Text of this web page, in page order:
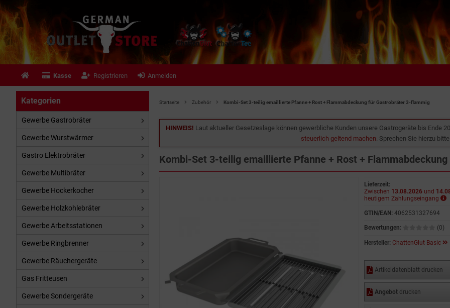
Kasse Registrieren Anmelden
Startseite Zubehör Kombi-Set 3-teilig emaillierte Pfanne + Rost + Flammabdeckung für Gastrobräter 3-flammig
HINWEIS! Laut aktueller Gesetzeslage können gewerbliche Kunden unsere Gastrogeräte bis Ende
steuerlich geltend machen. Sprechen Sie hierzu
Kombi-Set 3-teilig emaillierte Pfanne + Rost +
Lieferzeit:
Zwischen 13.08.2026und
heutigem Zahlungseingang
GTIN/EAN: 4062531327694
Bewertungen: (0)
Hersteller: ChattenGlut Basic
Artikeldatenblatt drucken
Angebotdrucken
Kategorien
Gewerbe Gastrobräter
Gewerbe Wurstwärmer
Gastro Elektrobräter
Gewerbe Multibräter
Gewerbe Hockerkocher
Gewerbe Holzkohlebräter
Gewerbe Arbeitsstationen
Gewerbe Ringbrenner
Gewerbe Räuchergeräte
Gas Fritteusen
Gewerbe Sondergeräte